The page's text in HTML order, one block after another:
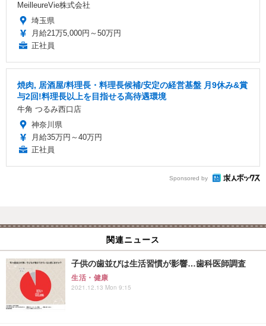
MeilleureVie株式会社
埼玉県
月給21万5,000円～50万円
正社員
焼肉, 居酒屋/料理長・料理長候補/安定の経営基盤 月9休み&賞
与2回!料理長以上を目指せる高待遇環境
牛角 つるみ西口店
神奈川県
月給35万円～40万円
正社員
Sponsored by
関連ニュース
子供の歯並びは生活習慣が影響…歯科医師調査
生活・健康
2021.12.13 Mon 9:15